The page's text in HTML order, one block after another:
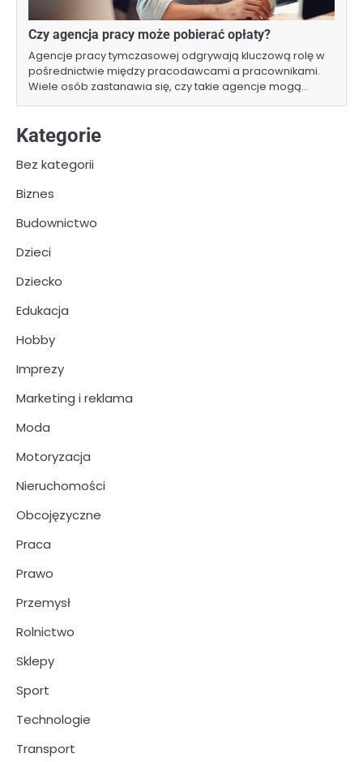
Czy agencja pracy może pobierać opłaty?
Agencje pracy tymczasowej odgrywają kluczową rolę w
pośrednictwie między pracodawcami a pracownikami.
Wiele osób zastanawia się, czy takie agencje mogą…
Kategorie
Bez kategorii
Biznes
Budownictwo
Dzieci
Dziecko
Edukacja
Hobby
Imprezy
Marketing i reklama
Moda
Motoryzacja
Nieruchomości
Obcojęzyczne
Praca
Prawo
Przemysł
Rolnictwo
Sklepy
Sport
Technologie
Transport